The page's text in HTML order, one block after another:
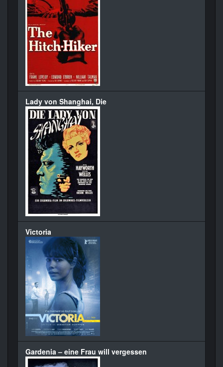
Lady von Shanghai, Die
Victoria
Gardenia – eine Frau will vergessen